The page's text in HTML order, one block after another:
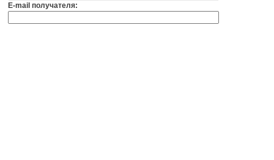
E-mail получателя: